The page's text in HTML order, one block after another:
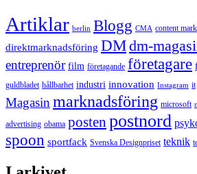
Artiklar berlin Blogg CMA content
direktmarknadsföring DMdm-
entreprenör film företagande företagare
guldbladet hållbarhet industri innovation Instagram it
Magasin marknadsföring microsoft
advertising obama posten postnord
spoon sportfack Svenska Designpriset teknik